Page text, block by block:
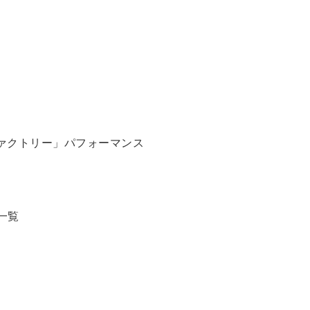
クトリー」パフォーマンス
覧